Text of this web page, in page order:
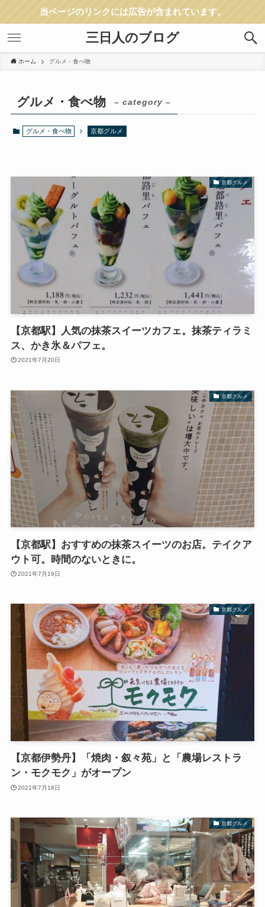
当ページのリンクには広告が含まれています。
三日人のブログ
ホーム グルメ・食べ物
グルメ・食べ物 – category –
グルメ・食べ物 京都グルメ
京都グルメ
【京都駅】人気の抹茶スイーツカフェ。抹茶ティラミ
ス、かき氷＆パフェ。
2021年7月20日
京都グルメ
【京都駅】おすすめの抹茶スイーツのお店。テイクア
ウト可。時間のないときに。
2021年7月19日
京都グルメ
【京都伊勢丹】「焼肉・叙々苑」と「農場レストラ
ン・モクモク」がオープン
2021年7月18日
京都グルメ